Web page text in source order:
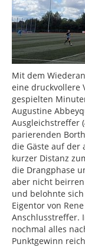
Mit dem
eine druckvollere
gespielten
Augustine
Ausgleichstreffer
parierenden
die Gäste auf der
kurzer Distanz
die Drangphase
aber nicht
und belohnte
Eigentor von
Anschlusstreffer.
nochmal alles
Punktgewinn